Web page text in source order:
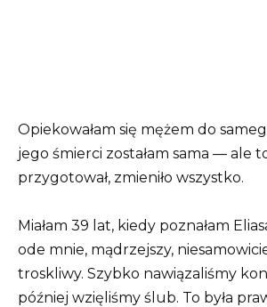
Opiekowałam się mężem do
jego śmierci zostałam sama — ale
przygotował, zmieniło wszystko.
Miałam 39 lat, kiedy poznałam
ode mnie, mądrzejszy,
troskliwy. Szybko nawiązaliśmy
później wzięliśmy ślub. To była